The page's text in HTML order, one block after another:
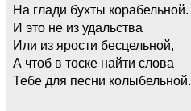
На глади бухты корабельной.
И это не из удальства
Или из ярости бесцельной,
А чтоб в тоске найти слова
Тебе для песни колыбельной.